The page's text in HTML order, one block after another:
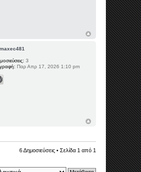
3
Παρ Απρ 17, 2026 1:10 pm
6 Δημοσιεύσεις • Σελίδα 1 από 1